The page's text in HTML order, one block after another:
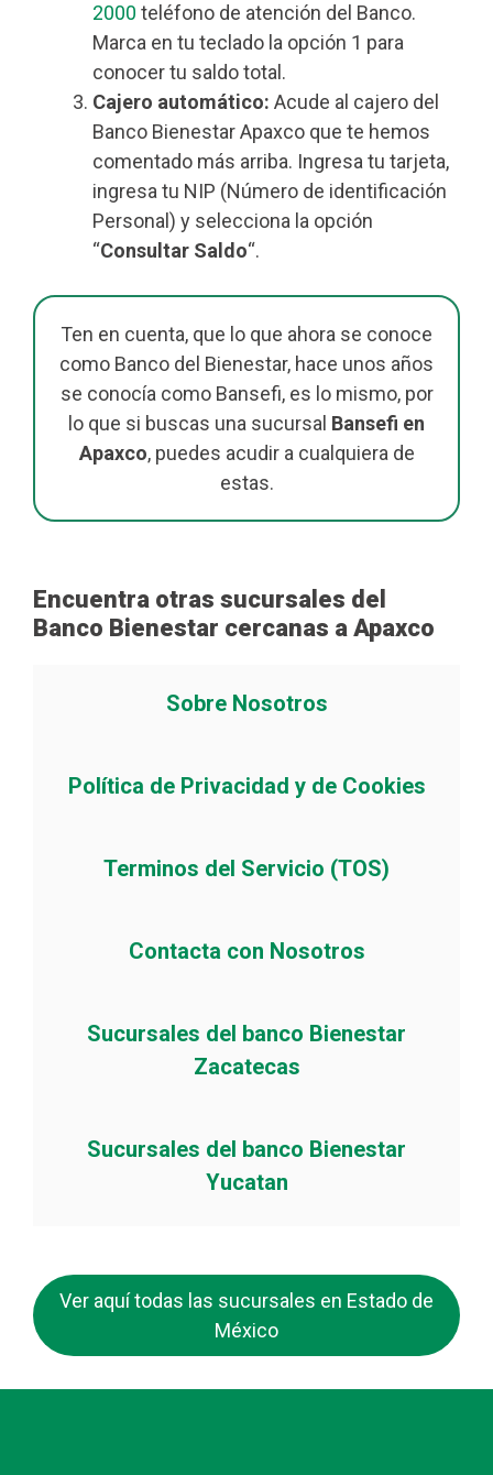
2000 teléfono de atención del Banco.
Marca en tu teclado la opción 1 para
conocer tu saldo total.
Cajero automático: Acude al cajero del
Banco Bienestar Apaxco que te hemos
comentado más arriba. Ingresa tu tarjeta,
ingresa tu NIP (Número de identificación
Personal) y selecciona la opción
“Consultar Saldo“.
Ten en cuenta, que lo que ahora se conoce
como Banco del Bienestar, hace unos años
se conocía como Bansefi, es lo mismo, por
lo que si buscas una sucursal Bansefi en
Apaxco, puedes acudir a cualquiera de
estas.
Encuentra otras sucursales del
Banco Bienestar cercanas a Apaxco
Sobre Nosotros
Política de Privacidad y de Cookies
Terminos del Servicio (TOS)
Contacta con Nosotros
Sucursales del banco Bienestar
Zacatecas
Sucursales del banco Bienestar
Yucatan
Ver aquí todas las sucursales en Estado de
México